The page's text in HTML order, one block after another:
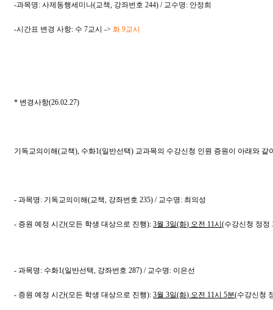
-과목명: 사제동행세미나(교책, 강좌번호 244) / 교수명: 안정희
-시간표 변경 사항: 수 7교시 ->화 9교시
* 변경사항(26.02.27)
기독교의이해(교책), 수화1(일반선택) 교과목의 수강신청 인원 증원이 아래와
- 과목명: 기독교의이해(교책, 강좌번호 235) / 교수명: 최의성
- 증원 예정 시간(모든 학생 대상으로 진행):3월 3일(화) 오전 11시(수강신청 정정
- 과목명: 수화1(일반선택, 강좌번호 287) / 교수명: 이은선
- 증원 예정 시간(모든 학생 대상으로 진행):3월 3일(화) 오전 11시 5분(수강신청